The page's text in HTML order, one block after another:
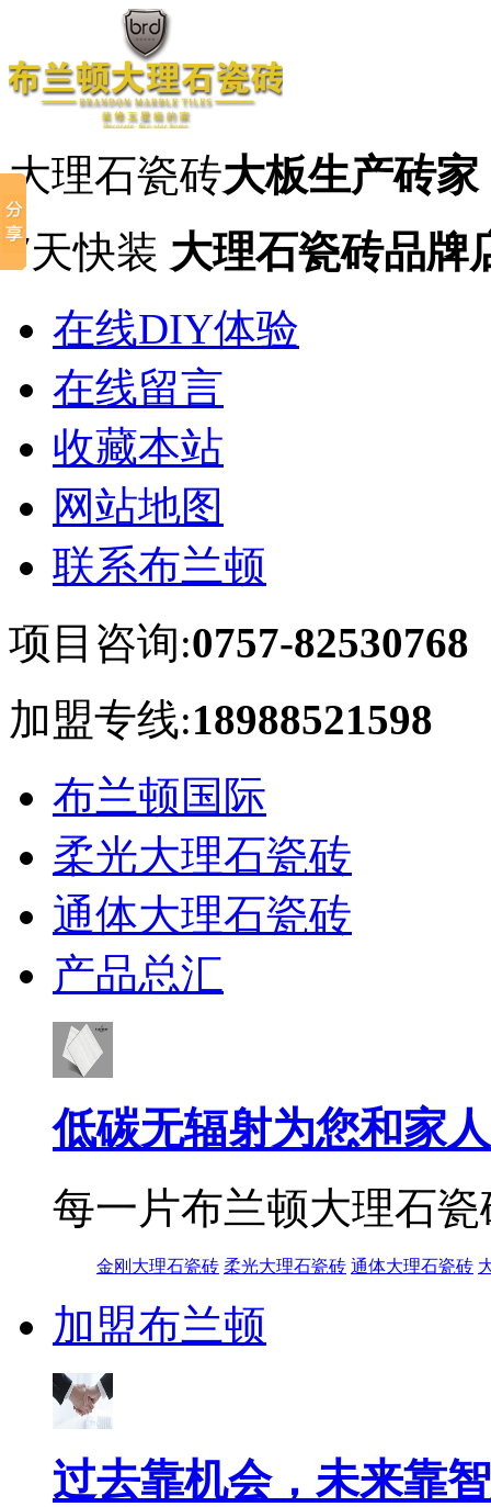
大理石瓷砖大板生产砖家
7天快装 大理石瓷砖品牌
在线DIY体验
在线留言
收藏本站
网站地图
联系布兰顿
项目咨询:0757-82530768
加盟专线:18988521598
布兰顿国际
柔光大理石瓷砖
通体大理石瓷砖
产品总汇
低碳无辐射为您和家
每一片布兰顿大理石
金刚大理石瓷砖 柔光大理石瓷砖 通体大理石瓷砖
加盟布兰顿
过去靠机会，未来靠